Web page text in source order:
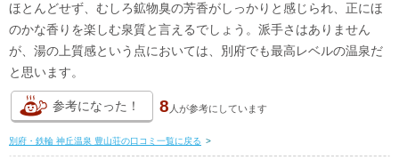
ほとんどせず、むしろ鉱物臭の芳香がしっかりと感じられ、正にほ
のかな香りを楽しむ泉質と言えるでしょう。派手さはありません
が、湯の上質感という点においては、別府でも最高レベルの温泉だ
と思います。
参考になった！ 8 人が参考にしています
別府・鉄輪 神丘温泉 豊山荘の口コミ一覧に戻る >